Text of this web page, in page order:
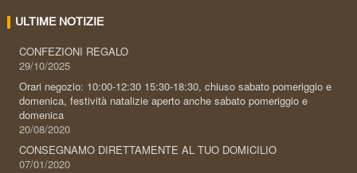
ULTIME NOTIZIE
CONFEZIONI REGALO
29/10/2025
Orari negozio: 10:00-12:30 15:30-18:30, chiuso sabato pomeriggio e
domenica, festività natalizie aperto anche sabato pomeriggio e
domenica
20/08/2020
CONSEGNAMO DIRETTAMENTE AL TUO DOMICILIO
07/01/2020